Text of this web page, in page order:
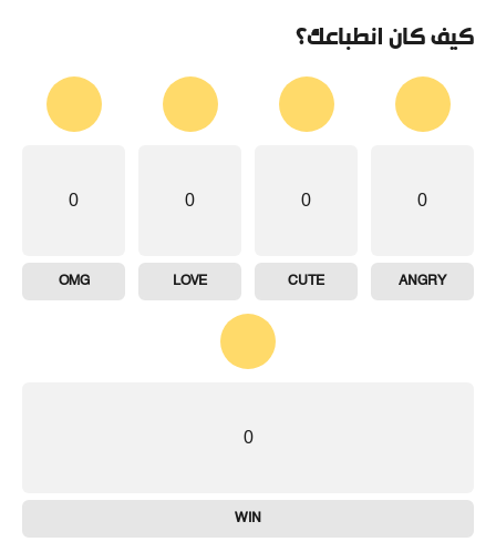
كيف كان انطباعك؟
0
ANGRY
0
CUTE
0
LOVE
0
OMG
0
WIN